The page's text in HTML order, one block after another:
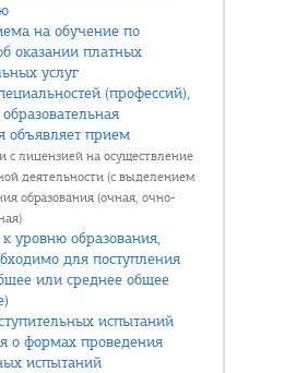
на обучение по
оказании платных
услуг
(профессий),
объявляет прием
с лицензией на осуществление
деятельности (с выделением
образования (очная, очно-
уровню образования,
для поступления
или среднее общее
испытаний
о формах проведения
испытаний